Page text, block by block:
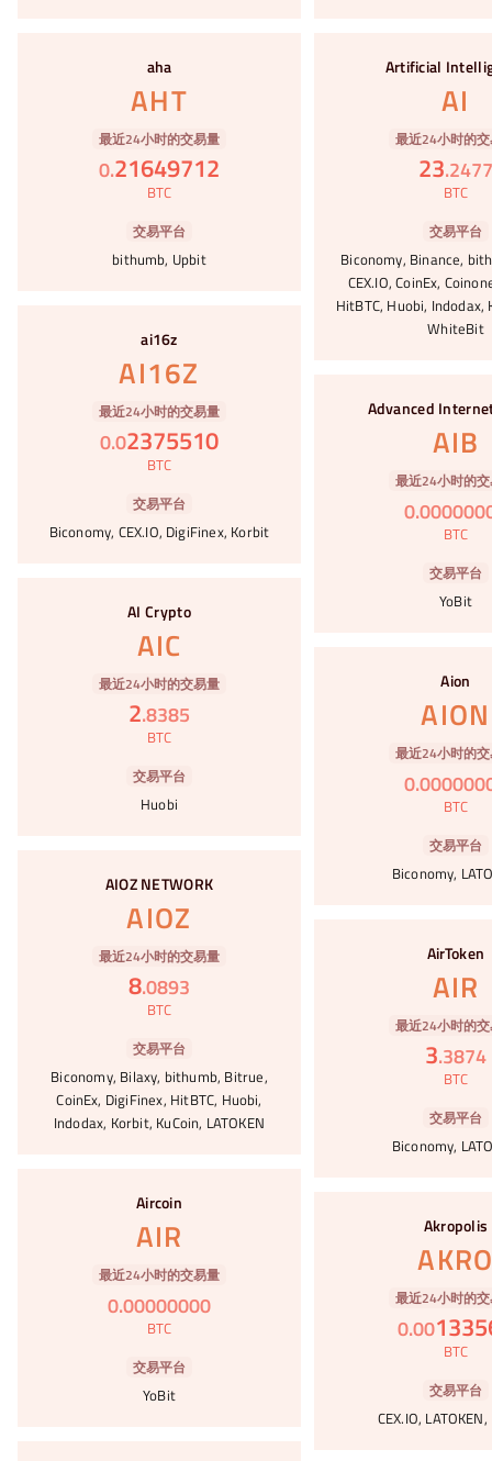
aha
AHT
最近24小时的交易量
0.21649712
BTC
交易平台
bithumb, Upbit
Artificial
AI
最近24小时的
23.2477
BTC
交易平台
Biconomy, Binance,
CEX.IO, CoinEx,
HitBTC, Huobi, Indodax,
WhiteBit
ai16z
AI16Z
最近24小时的交易量
0.02375510
BTC
交易平台
Biconomy, CEX.IO, DigiFinex, Korbit
Advanced
AIB
最近24小时的
0.
BTC
交易平台
YoBit
AI Crypto
AIC
最近24小时的交易量
2.8385
BTC
交易平台
Huobi
Aion
AION
最近24小时的
0.
BTC
交易平台
Biconomy,
AIOZ NETWORK
AIOZ
最近24小时的交易量
8.0893
BTC
交易平台
Biconomy, Bilaxy, bithumb, Bitrue,
CoinEx, DigiFinex, HitBTC, Huobi,
Indodax, Korbit, KuCoin, LATOKEN
AirToken
AIR
最近24小时的
3.3874
BTC
交易平台
Biconomy,
Aircoin
AIR
最近24小时的交易量
0.00000000
BTC
交易平台
YoBit
Akropolis
最近24小时的
0.00
BTC
交易平台
CEX.IO,